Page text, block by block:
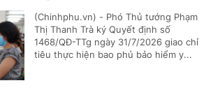
(Chinhphu.vn) - Phó Thủ tướng Phạm
Thị Thanh Trà ký Quyết định số
1468/QĐ-TTg ngày 31/7/2026 giao chỉ
tiêu thực hiện bao phủ bảo hiểm y...